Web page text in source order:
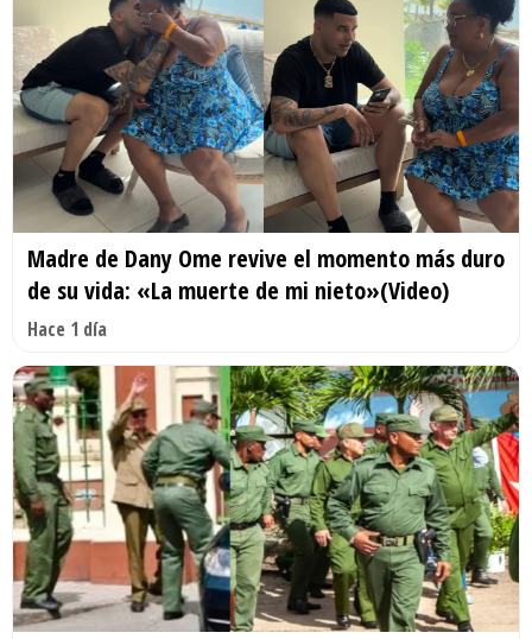
Madre de Dany Ome revive el momento más duro
de su vida: «La muerte de mi nieto»(Video)
Hace 1 día